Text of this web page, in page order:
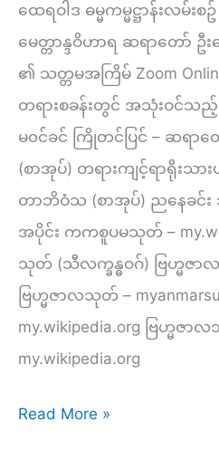
မှတ်စု
ထေရဝါဒ ဓမ္မကမ္မဋ္ဌာန်းလမ်း
မေတ္တာန္ဒဝိဟာရ ဆရာတော်
၏ သတ္တမအကြိမ် Zoom
တရားစခန်းတွင် အသုံးဝင်သည့်
မ၀င်ခင် ကြိုတင်ပြင် – ဆရ
(စာအုပ်) တရားကျင့်ရာရိုးသာ
တာဘိဝံသ (စာအုပ်) ညနေခင်း
အပိုင်း ကကစူပမသုတ် –
သုတ် (သီလက္ခန္ဓဝဂ်) ဗြဟ္မဇာ
ဗြဟ္မဇာလသုတ် –
my.wikipedia.org ဗြဟ္မဇာလ
my.wikipedia.org
သတ္တမ
Read More »